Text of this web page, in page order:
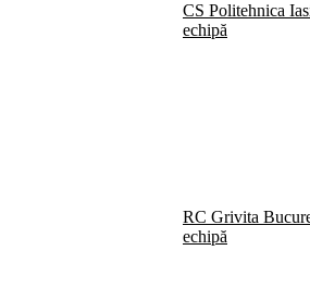
CS Politehnica
echipă
RC Grivita
echipă